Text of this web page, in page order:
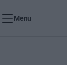
Menu